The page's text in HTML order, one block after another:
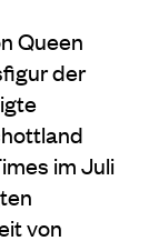
Queen
der
im Juli
von